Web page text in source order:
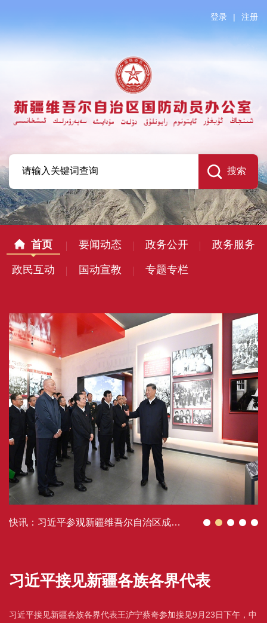
登录 | 注册
首页 要闻动态 政务公开 政务服务
政民互动 国动宣教 专题专栏
快讯：习近平参观新疆维吾尔自治区成立70周年主题成就展
习近平接见新疆各族各界代表
习近平接见新疆各族各界代表王沪宁蔡奇参加接见9月23日下午，中